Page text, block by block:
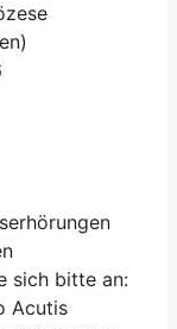
sich bitte an:
Acutis